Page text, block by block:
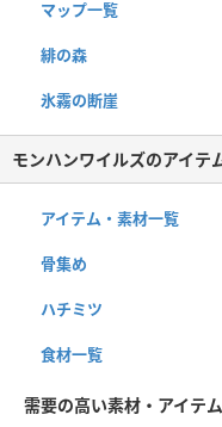
マップ一覧
緋の森
氷霧の断崖
モンハンワイルズのアイテ
アイテム・素材一覧
骨集め
ハチミツ
食材一覧
需要の高い素材・アイテ